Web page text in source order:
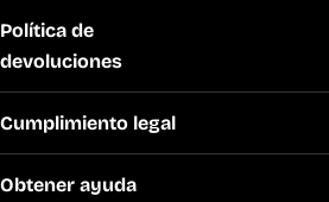
Política de
devoluciones
Cumplimiento legal
Obtener ayuda